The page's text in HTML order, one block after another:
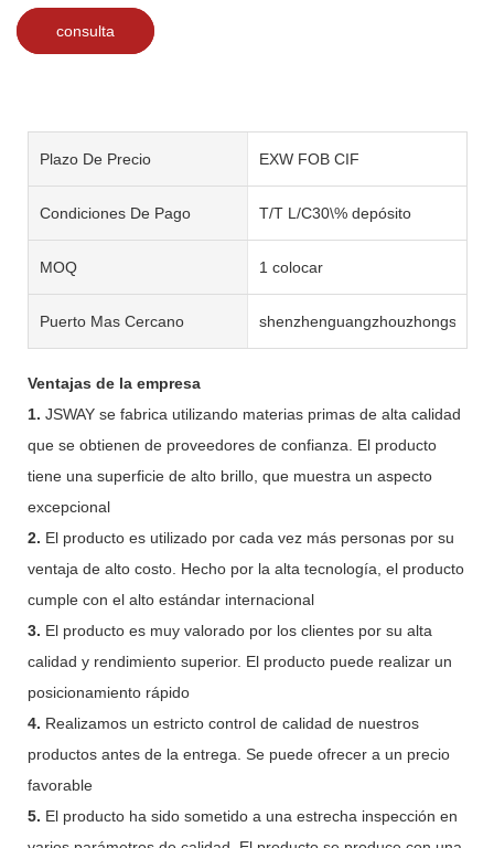
consulta
Plazo De Precio EXW FOB CIF
Condiciones De Pago T/T L/C30\% depósito
MOQ 1 colocar
Puerto Mas Cercano shenzhenguangzhouzhongshan
Ventajas de la empresa
1. JSWAY se fabrica utilizando materias primas de alta calidad
que se obtienen de proveedores de confianza. El producto
tiene una superficie de alto brillo, que muestra un aspecto
excepcional
2. El producto es utilizado por cada vez más personas por su
ventaja de alto costo. Hecho por la alta tecnología, el producto
cumple con el alto estándar internacional
3. El producto es muy valorado por los clientes por su alta
calidad y rendimiento superior. El producto puede realizar un
posicionamiento rápido
4. Realizamos un estricto control de calidad de nuestros
productos antes de la entrega. Se puede ofrecer a un precio
favorable
5. El producto ha sido sometido a una estrecha inspección en